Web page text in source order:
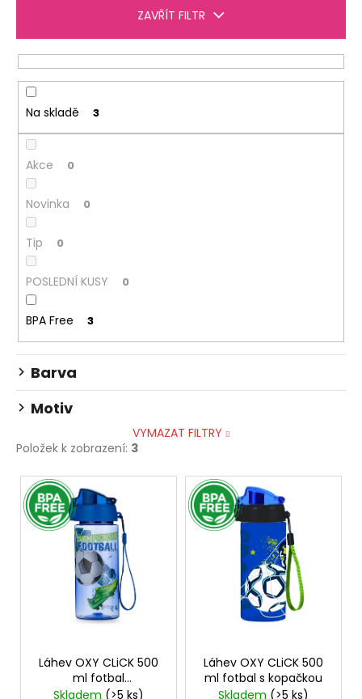
r
o
d
u
k
ů
ZAVŘÍT FILTR
Na skladě 3
Akce 0
Novinka 0
Tip 0
POSLEDNÍ KUSY 0
BPA Free 3
Barva
Motiv
VYMAZAT FILTRY
Položek k zobrazení: 3
V
ý
p
BPA FREE
Láhev OXY CLiCK 500
ml fotbal
Championship
Skladem (>5 ks)
BPA FREE
Láhev OXY CLiCK 500
ml fotbal s kopačkou
Skladem (>5 ks)